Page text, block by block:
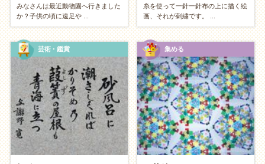
本気の「大掃除・断捨離 」
カラオケアプリで歌う・ダンス
【インテリジェンス】学びと教養
知的好奇心を満たし、内面を磨きたい方へ。
図書館で専門書や写真集を読む
無料アプリで「語学学習」
俳句 や川柳をひねる
みなさんは最近動物園へ行きました
か？子供の頃に遠足や ...
糸を使って一針一針布の上に描く絵
画、それが刺繍です。 ...
芸術・鑑賞 集める